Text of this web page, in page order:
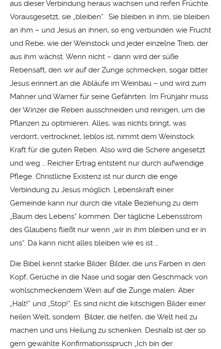
aus dieser Verbindung heraus wachsen und reifen Früchte.
Vorausgesetzt, sie „bleiben“. Sie bleiben in ihm, sie bleiben
an ihm – und Jesus an ihnen, so eng verbunden wie Frucht
und Rebe, wie der Weinstock und jeder einzelne Trieb, der
aus ihm wächst. Wenn nicht – dann wird der süße
Rebensaft, den wir auf der Zunge schmecken, sogar bitter.
Jesus erinnert an die Abläufe im Weinbau – und wird zum
Mahner und Warner für seine Gefährten: Im Frühjahr muss
der Winzer die Reben ausschneiden und reinigen, um die
Pflanzen zu optimieren. Alles, was nichts bringt, was
verdorrt, vertrocknet, leblos ist, nimmt dem Weinstock
Kraft für die guten Reben. Also wird die Schere angesetzt
und weg … Reicher Ertrag entsteht nur durch aufwendige
Pflege. Christliche Existenz ist nur durch die enge
Verbindung zu Jesus möglich. Lebenskraft einer
Gemeinde kann nur durch die vitale Beziehung zu dem
„Baum des Lebens“ kommen. Der tägliche Lebensstrom
des Glaubens fließt nur wenn „wir in ihm bleiben und er in
uns“. Da kann nicht alles bleiben wie es ist …
Die Bibel kennt starke Bilder. Bilder, die uns Farben in den
Kopf, Gerüche in die Nase und sogar den Geschmack von
wohlschmeckendem Wein auf die Zunge malen. Aber
„Halt!“ und „Stop!“. Es sind nicht die kitschigen Bilder einer
heilen Welt, sondern Bilder, die helfen, die Welt heil zu
machen und uns Heilung zu schenken. Deshalb ist der so
gern gewählte Konfirmationsspruch „Ich bin der